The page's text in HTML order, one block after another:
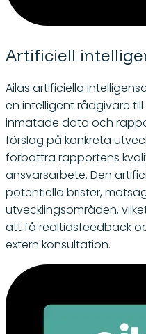
Artificiell
Ailas artificiella
en intelligent rådgivare
inmatade data och
förslag på konkreta
förbättra rapportens
ansvarsarbete. Den
potentiella brister,
utvecklingsområden,
att få realtidsfeedback
extern konsultation.